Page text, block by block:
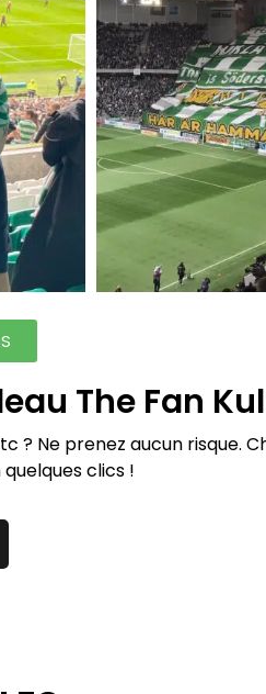
The Fan
? Ne prenez aucun risque.
clics !